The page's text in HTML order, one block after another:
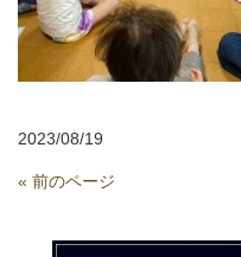
2023/08/19
« 前のページ